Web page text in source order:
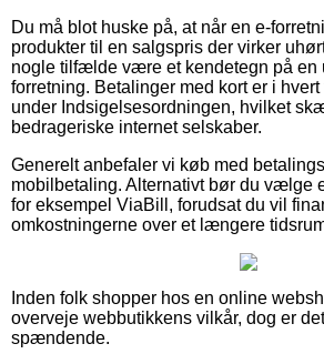
Du må blot huske på, at når en e-
produkter til en salgspris der virker
nogle tilfælde være et kendetegn på
forretning. Betalinger med kort er i
under Indsigelsesordningen, hvilket
bedrageriske internet selskaber.
Generelt anbefaler vi køb med
mobilbetaling. Alternativt bør du vælge
for eksempel ViaBill, forudsat du vil
omkostningerne over et længere
Inden folk shopper hos en online
overveje webbutikkens vilkår, dog er
spændende.